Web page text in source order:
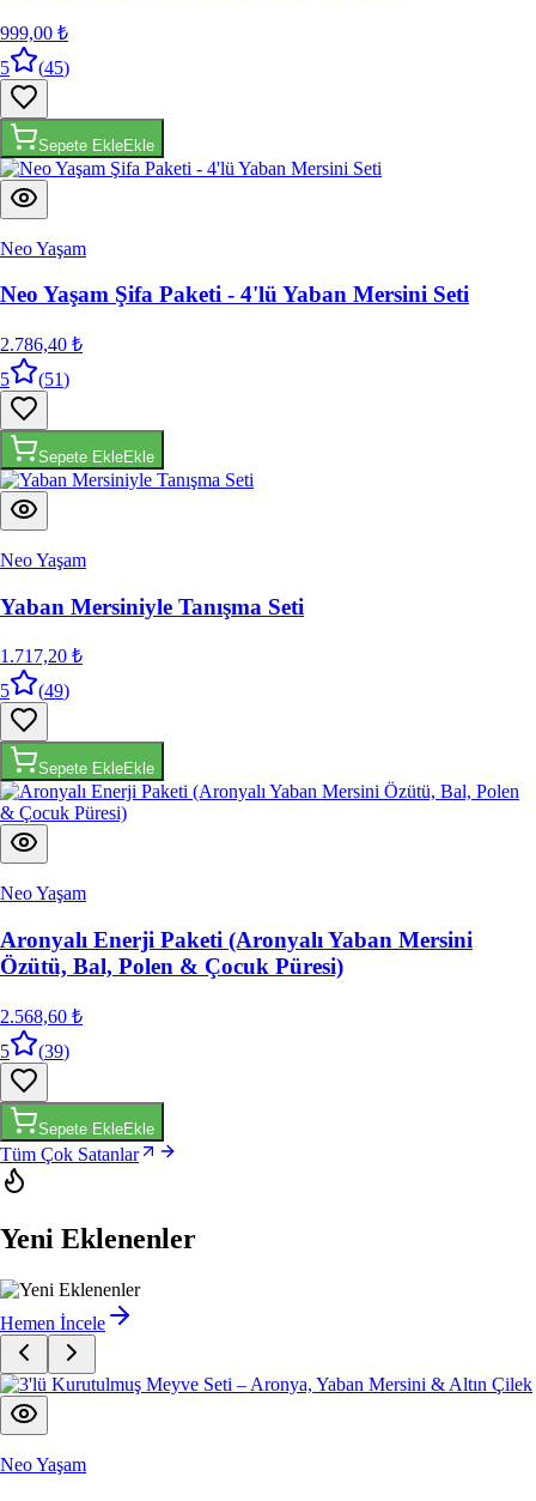
999,00 ₺
5
(45)
Sepete EkleEkle
Neo Yaşam
Neo Yaşam Şifa Paketi - 4'lü Yaban Mersini Seti
2.786,40 ₺
5
(51)
Sepete EkleEkle
Neo Yaşam
Yaban Mersiniyle Tanışma Seti
1.717,20 ₺
5
(49)
Sepete EkleEkle
Neo Yaşam
Aronyalı Enerji Paketi (Aronyalı Yaban Mersini
Özütü, Bal, Polen & Çocuk Püresi)
2.568,60 ₺
5
(39)
Sepete EkleEkle
Tüm Çok Satanlar
Yeni Eklenenler
Hemen İncele
Neo Yaşam